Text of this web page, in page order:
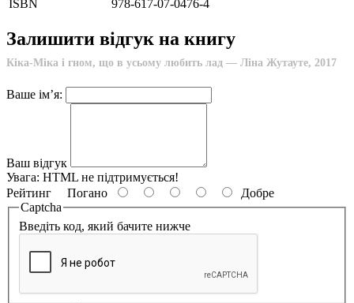
ISBN
978-617-07-0476-4
Залишити відгук на книгу
Кіка-Міка і гном, що в усьому любить лад — Ліна Жутауте, 2017
Ваше ім’я:
Ваш відгук
Увага: HTML не підтримується!
Рейтинг Погано
Добре
Captcha
Введіть код, який бачите нижче